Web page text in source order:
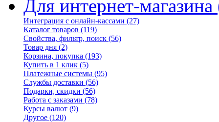
Для интернет-магазина
Интеграция с онлайн-кассами (27)
Каталог товаров (119)
Свойства, фильтр, поиск (56)
Товар дня (2)
Корзина, покупка (193)
Купить в 1 клик (5)
Платежные системы (95)
Службы доставки (56)
Подарки, скидки (56)
Работа с заказами (78)
Курсы валют (9)
Другое (120)